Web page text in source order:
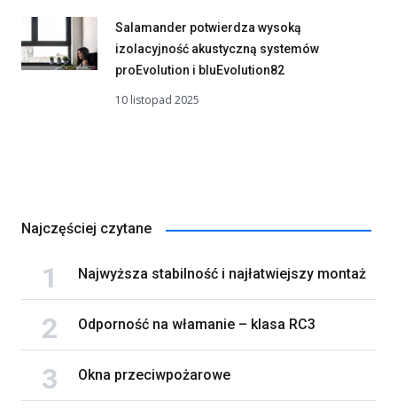
Salamander potwierdza wysoką
izolacyjność akustyczną systemów
proEvolution i bluEvolution82
10 listopad 2025
Najczęściej czytane
Najwyższa stabilność i najłatwiejszy montaż
Odporność na włamanie – klasa RC3
Okna przeciwpożarowe